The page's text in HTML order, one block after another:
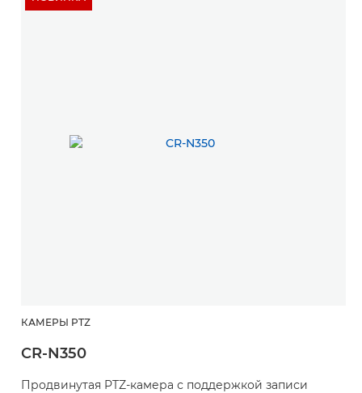
КАМЕРЫ PTZ
CR-N350
Продвинутая PTZ-камера с поддержкой записи